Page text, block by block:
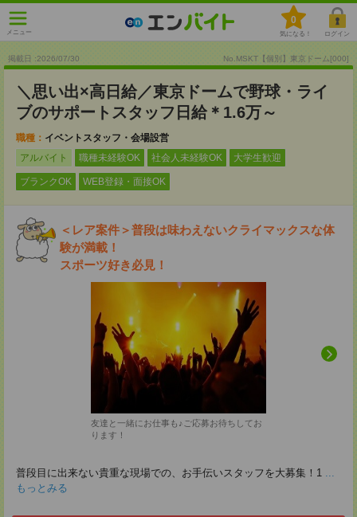
メニュー
0
気になる！ ログイン
掲載日 :2026/07/30 No.MSKT【個別】東京ドーム[000]
＼思い出×高日給／東京ドームで野球・ライ
ブのサポートスタッフ日給＊1.6万～
職種： イベントスタッフ・会場設営
アルバイト
職種未経験OK 社会人未経験OK 大学生歓迎
ブランクOK WEB登録・面接OK
＜レア案件＞普段は味わえないクライマックスな体
験が満載！
スポーツ好き必見！
友達と一緒にお仕事も♪ご応募お待ちしてお
ります！
普段目に出来ない貴重な現場での、お手伝いスタッフを大募集！1 ...
もっとみる